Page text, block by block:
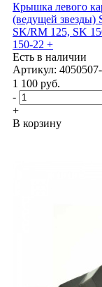
Крышка левого
(ведущей звезды)
SK/RM 125, SK
150-22 +
Есть в наличии
Артикул:
1 100 руб.
-
+
В корзину